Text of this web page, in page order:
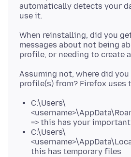
automatically detects your
When reinstalling, did you
messages about not being
Assuming not, where did
C:\Users\
=> this has your
C:\Users\
this has temporary files